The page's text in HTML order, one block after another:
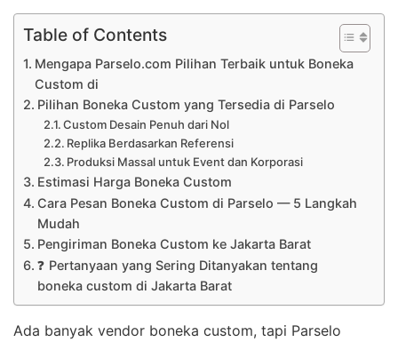
Table of Contents
Mengapa Parselo.com Pilihan Terbaik untuk Boneka
Custom di
Pilihan Boneka Custom yang Tersedia di Parselo
Custom Desain Penuh dari Nol
Replika Berdasarkan Referensi
Produksi Massal untuk Event dan Korporasi
Estimasi Harga Boneka Custom
Cara Pesan Boneka Custom di Parselo — 5 Langkah
Mudah
Pengiriman Boneka Custom ke Jakarta Barat
❓ Pertanyaan yang Sering Ditanyakan tentang
boneka custom di Jakarta Barat
Ada banyak vendor boneka custom, tapi Parselo